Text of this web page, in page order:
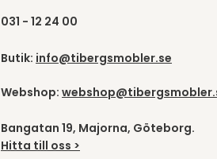
031 - 12 24 00
Butik: info@tibergsmobler.se
Webshop:
Bangatan 19, Majorna, Göteborg.
Hitta till oss >